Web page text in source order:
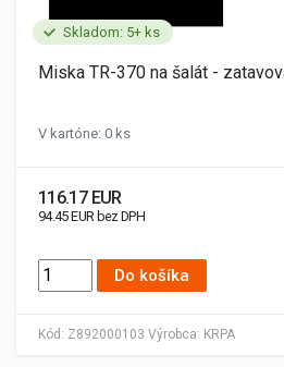
Skladom: 5+ ks
Kód: Z892000103 Výrobca: KRPA
Miska TR-370 na šalát -
V kartóne: 0 ks
116.17 EUR
94.45 EUR bez DPH
Do košíka